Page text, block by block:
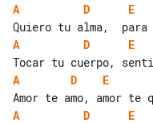
A
D E
A
D E
A
D E
A
D E